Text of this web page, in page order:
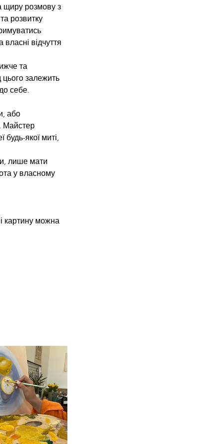
щиру розмову з
розвитку
відчуття
та
залежить
себе.
або
Майстер
якої миті,
лише мати
у власному
картину можна